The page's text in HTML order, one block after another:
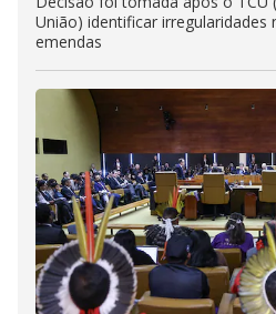
União) identificar irregularidades
emendas